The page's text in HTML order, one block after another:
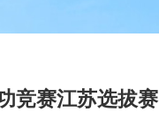
竞赛江苏选拔赛